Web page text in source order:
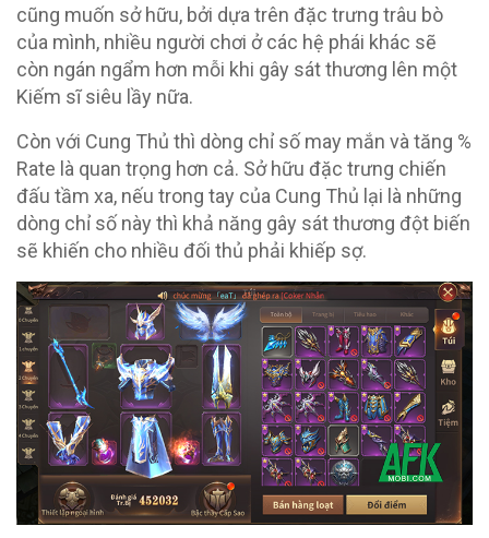
cũng muốn sở hữu, bởi dựa trên đặc trưng trâu bò
của mình, nhiều người chơi ở các hệ phái khác sẽ
còn ngán ngẩm hơn mỗi khi gây sát thương lên một
Kiếm sĩ siêu lầy nữa.
Còn với Cung Thủ thì dòng chỉ số may mắn và tăng %
Rate là quan trọng hơn cả. Sở hữu đặc trưng chiến
đấu tầm xa, nếu trong tay của Cung Thủ lại là những
dòng chỉ số này thì khả năng gây sát thương đột biến
sẽ khiến cho nhiều đối thủ phải khiếp sợ.